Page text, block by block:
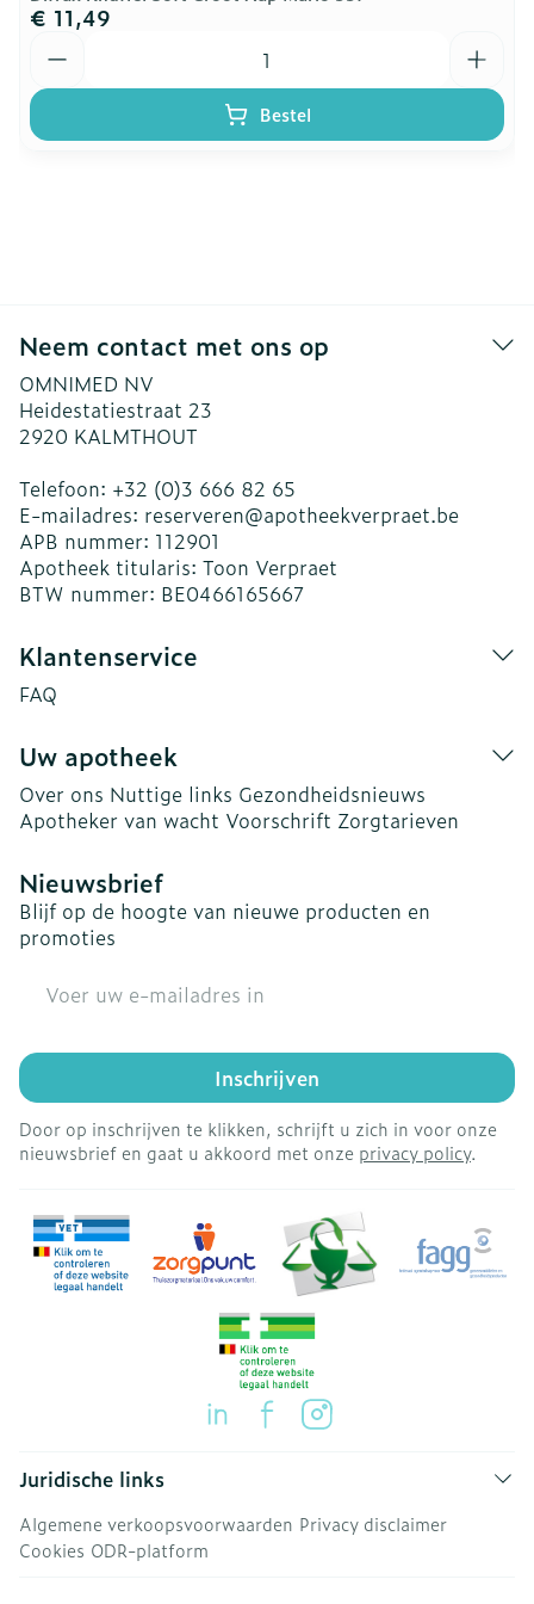
€ 11,49
Bestel
Neem contact met ons op
OMNIMED NV
Heidestatiestraat 23
2920 KALMTHOUT
Telefoon: +32 (0)3 666 82 65
E-mailadres: reserveren@apotheekverpraet.be
APB nummer: 112901
Apotheek titularis: Toon Verpraet
BTW nummer: BE0466165667
Klantenservice
FAQ
Uw apotheek
Over ons Nuttige links Gezondheidsnieuws
Apotheker van wacht Voorschrift Zorgtarieven
Nieuwsbrief
Blijf op de hoogte van nieuwe producten en
promoties
Inschrijven
Door op inschrijven te klikken, schrijft u zich in voor onze
nieuwsbrief en gaat u akkoord met onze privacy policy.
Juridische links
Algemene verkoopsvoorwaarden Privacy disclaimer
Cookies ODR-platform